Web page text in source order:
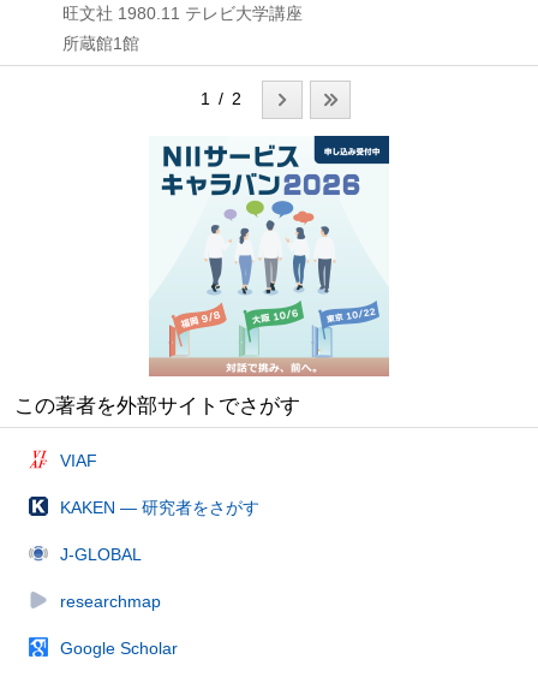
旺文社 1980.11 テレビ大学講座
所蔵館1館
1 / 2
この著者を外部サイトでさがす
VIAF
KAKEN — 研究者をさがす
J-GLOBAL
researchmap
Google Scholar